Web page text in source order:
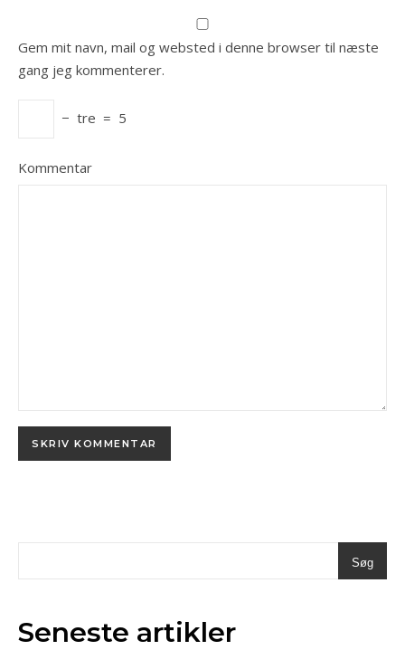
Gem mit navn, mail og websted i denne browser til næste
gang jeg kommenterer.
− tre = 5
Kommentar
Søg
Seneste artikler